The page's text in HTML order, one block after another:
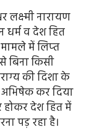
लक्ष्‍मी नारायण
धर्म व देश हित
में लिप्‍त
बिना किसी
की दिशा के
अभिषेक कर दिया
देश हित में
पड़ रहा है।